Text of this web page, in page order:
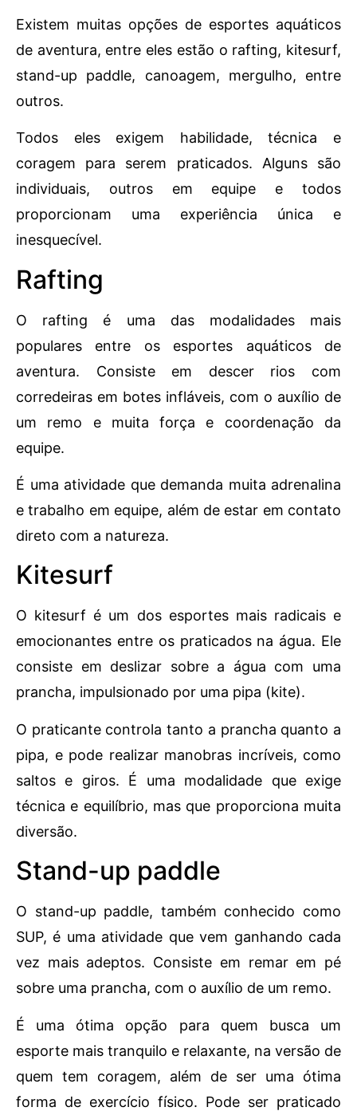
Existem muitas opções de esportes aquáticos
de aventura, entre eles estão o rafting, kitesurf,
stand-up paddle, canoagem, mergulho, entre
outros.
Todos eles exigem habilidade, técnica e
coragem para serem praticados. Alguns são
individuais, outros em equipe e todos
proporcionam uma experiência única e
inesquecível.
Rafting
O rafting é uma das modalidades mais
populares entre os esportes aquáticos de
aventura. Consiste em descer rios com
corredeiras em botes infláveis, com o auxílio de
um remo e muita força e coordenação da
equipe.
É uma atividade que demanda muita adrenalina
e trabalho em equipe, além de estar em contato
direto com a natureza.
Kitesurf
O kitesurf é um dos esportes mais radicais e
emocionantes entre os praticados na água. Ele
consiste em deslizar sobre a água com uma
prancha, impulsionado por uma pipa (kite).
O praticante controla tanto a prancha quanto a
pipa, e pode realizar manobras incríveis, como
saltos e giros. É uma modalidade que exige
técnica e equilíbrio, mas que proporciona muita
diversão.
Stand-up paddle
O stand-up paddle, também conhecido como
SUP, é uma atividade que vem ganhando cada
vez mais adeptos. Consiste em remar em pé
sobre uma prancha, com o auxílio de um remo.
É uma ótima opção para quem busca um
esporte mais tranquilo e relaxante, na versão de
quem tem coragem, além de ser uma ótima
forma de exercício físico. Pode ser praticado